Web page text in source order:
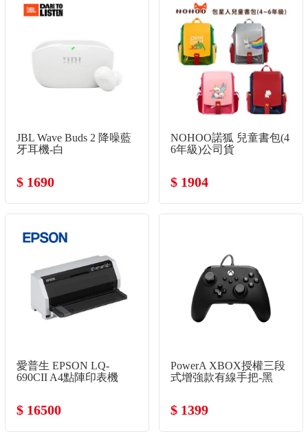
JBL Wave Buds 2 降噪藍
牙耳機-白
$ 1690
NOHOO諾狐 兒童書包(4
6年級)公司貨
$ 1904
愛普生 EPSON LQ-
690CII A4點陣印表機
$ 16500
PowerA XBOX授權三段
式增強款有線手把-黑
$ 1399